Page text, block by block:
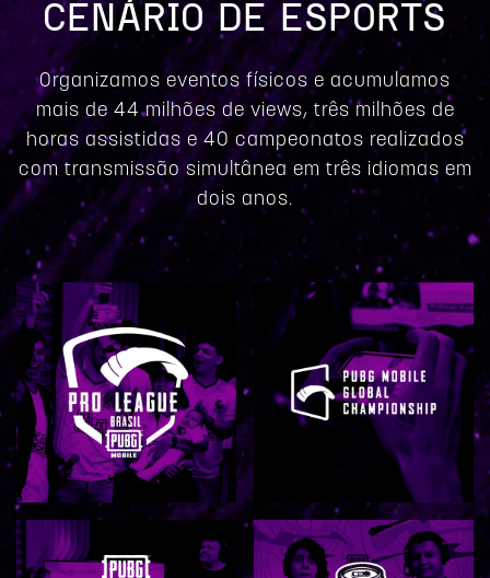
CENÁRIO DE ESPORTS
Organizamos eventos físicos e acumulamos
mais de 44 milhões de views, três milhões de
horas assistidas e 40 campeonatos realizados
com transmissão simultânea em três idiomas em
dois anos.